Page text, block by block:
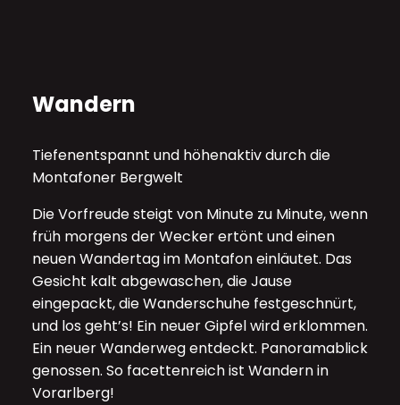
Wandern
Tiefenentspannt und höhenaktiv durch die
Montafoner Bergwelt
Die Vorfreude steigt von Minute zu Minute, wenn
früh morgens der Wecker ertönt und einen
neuen Wandertag im Montafon einläutet. Das
Gesicht kalt abgewaschen, die Jause
eingepackt, die Wanderschuhe festgeschnürt,
und los geht’s! Ein neuer Gipfel wird erklommen.
Ein neuer Wanderweg entdeckt. Panoramablick
genossen. So facettenreich ist Wandern in
Vorarlberg!